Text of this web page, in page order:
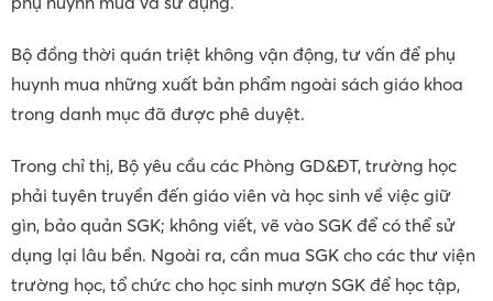
Bộ đồng thời quán triệt không vận động, tư vấn để phụ
huynh mua những xuất bản phẩm ngoài sách giáo khoa
trong danh mục đã được phê duyệt.
Trong chỉ thị, Bộ yêu cầu các Phòng GD&ĐT, trường học
phải tuyên truyền đến giáo viên và học sinh về việc giữ
gìn, bảo quản SGK; không viết, vẽ vào SGK để có thể sử
dụng lại lâu bền. Ngoài ra, cần mua SGK cho các thư viện
trường học, tổ chức cho học sinh mượn SGK để học tập,